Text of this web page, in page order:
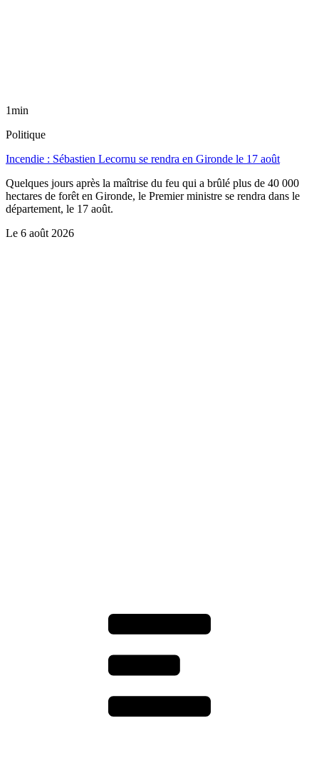
1min
Politique
Incendie : Sébastien Lecornu se rendra en Gironde le 17 août
Quelques jours après la maîtrise du feu qui a brûlé plus de 40 000
hectares de forêt en Gironde, le Premier ministre se rendra dans le
département, le 17 août.
Le 6 août 2026